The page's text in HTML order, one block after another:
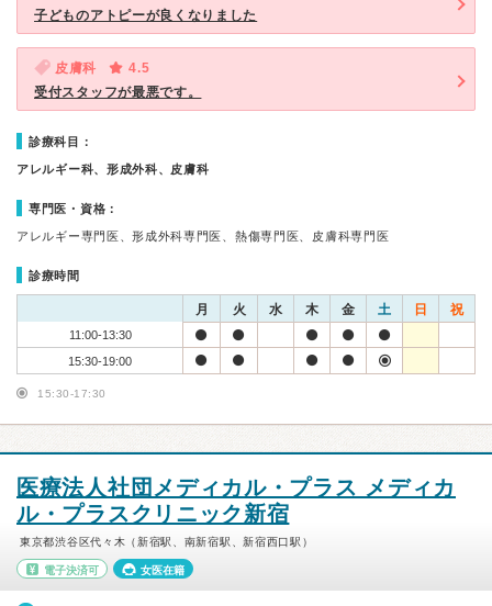
子どものアトピーが良くなりました
皮膚科
4.5
受付スタッフが最悪です。
診療科目：
アレルギー科、形成外科、皮膚科
専門医・資格：
アレルギー専門医、形成外科専門医、熱傷専門医、皮膚科専門医
診療時間
月 火 水 木 金 土 日 祝
11:00-13:30
15:30-19:00
15:30-17:30
医療法人社団メディカル・プラス メディカ
ル・プラスクリニック新宿
東京都渋谷区代々木（新宿駅、南新宿駅、新宿西口駅）
電子決済可 女医在籍